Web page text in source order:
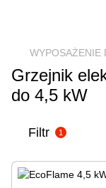
WYPOSAŻENIE
Grzejnik
do 4,5 kW
Filtr 1